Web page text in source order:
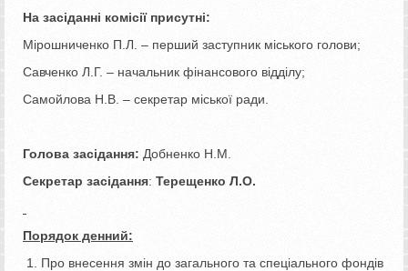
На засіданні комісії присутні:
Мірошниченко П.Л. – перший заступник міського голови;
Савченко Л.Г. – начальник фінансового відділу;
Самойлова Н.В. – секретар міської ради.
Голова засідання: Добненко Н.М.
Секретар засідання: Терещенко Л.О.
Порядок денний:
Про внесення змін до загального та спеціального фондів